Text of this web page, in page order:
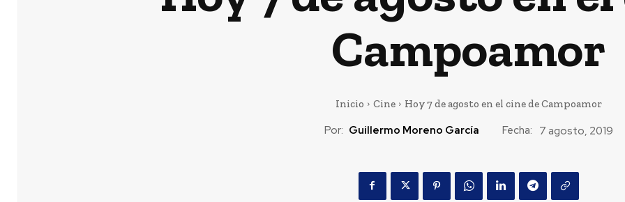
Campoamor
Inicio Cine Hoy 7 de agosto en el cine de Campoamor
Por: Guillermo Moreno García Fecha: 7 agosto, 2019